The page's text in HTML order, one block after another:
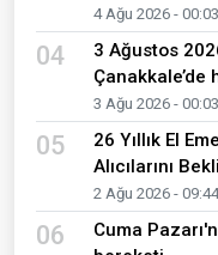
4 Ağu 2026 - 00:03
04
3 Ağustos
Çanakkale’de
3 Ağu 2026 - 00:03
05
26 Yıllık El
Alıcılarını
2 Ağu 2026 - 09:44
06
Cuma